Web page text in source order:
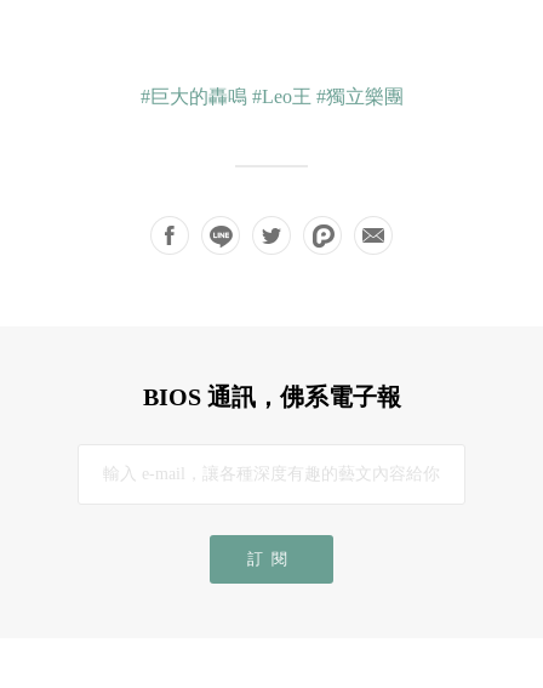
#巨大的轟鳴 #Leo王 #獨立樂團
BIOS 通訊，佛系電子報
訂閱